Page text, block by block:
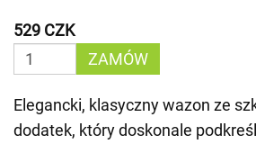
529 CZK
ZAMÓW
Elegancki, klasyczny wazon ze
dodatek, który doskonale